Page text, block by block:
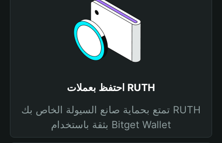
احتفظ بعملات RUTH
تمتع بحماية صانع السيولة الخاص بك RUTH
بثقة باستخدام Bitget Wallet